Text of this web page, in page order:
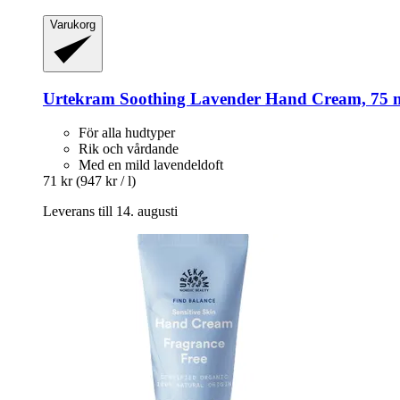
Varukorg
Urtekram Soothing Lavender Hand Cream, 75
För alla hudtyper
Rik och vårdande
Med en mild lavendeldoft
71 kr (947 kr / l)
Leverans till 14. augusti